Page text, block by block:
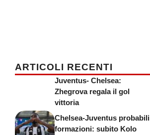
ARTICOLI RECENTI
Juventus- Chelsea:
Zhegrova regala il gol
vittoria
Chelsea-Juventus probabili
formazioni: subito Kolo